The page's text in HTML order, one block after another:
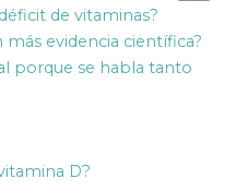
de vitaminas?
evidencia científica?
porque se habla tanto
D?